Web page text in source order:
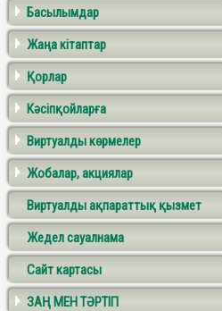
Басылымдар
Жаңа кітаптар
Қорлар
Кәсіпқойларға
Виртуалды көрмелер
Жобалар, акциялар
Виртуалды ақпараттық қызмет
Жедел сауалнама
Сайт картасы
ЗАҢ МЕН ТӘРТІП